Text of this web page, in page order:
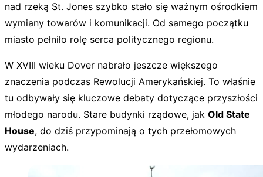
nad rzeką St. Jones szybko stało się ważnym ośrodkiem
wymiany towarów i komunikacji. Od samego początku
miasto pełniło rolę serca politycznego regionu.
W XVIII wieku Dover nabrało jeszcze większego
znaczenia podczas Rewolucji Amerykańskiej. To właśnie
tu odbywały się kluczowe debaty dotyczące przyszłości
młodego narodu. Stare budynki rządowe, jak Old State
House, do dziś przypominają o tych przełomowych
wydarzeniach.